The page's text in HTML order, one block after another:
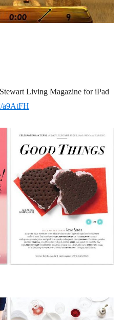
Living Magazine for iPad
a9AtFH